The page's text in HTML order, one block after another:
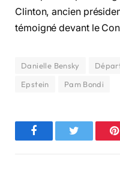
Clinton, ancien
témoigné devant le
Danielle Bensky
Epstein
Pam Bondi
FacebookTwitter